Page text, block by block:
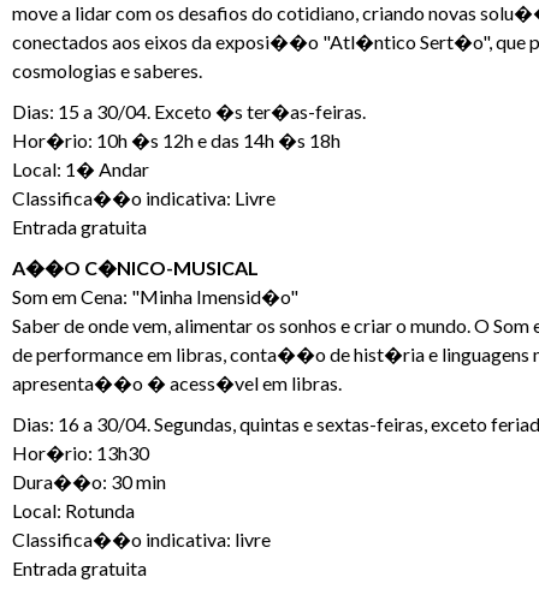
move a lidar com os desafios do cotidiano, criando novas
conectados aos eixos da exposi��o "Atl�ntico Sert�o", que
cosmologias e saberes.
Dias: 15 a 30/04. Exceto �s ter�as-feiras.
Hor�rio: 10h �s 12h e das 14h �s 18h
Local: 1� Andar
Classifica��o indicativa: Livre
Entrada gratuita
A��O C�NICO-MUSICAL
Som em Cena: "Minha Imensid�o"
Saber de onde vem, alimentar os sonhos e criar o mundo. O
de performance em libras, conta��o de hist�ria e linguagens
apresenta��o � acess�vel em libras.
Dias: 16 a 30/04. Segundas, quintas e sextas-feiras, exceto
Hor�rio: 13h30
Dura��o: 30 min
Local: Rotunda
Classifica��o indicativa: livre
Entrada gratuita